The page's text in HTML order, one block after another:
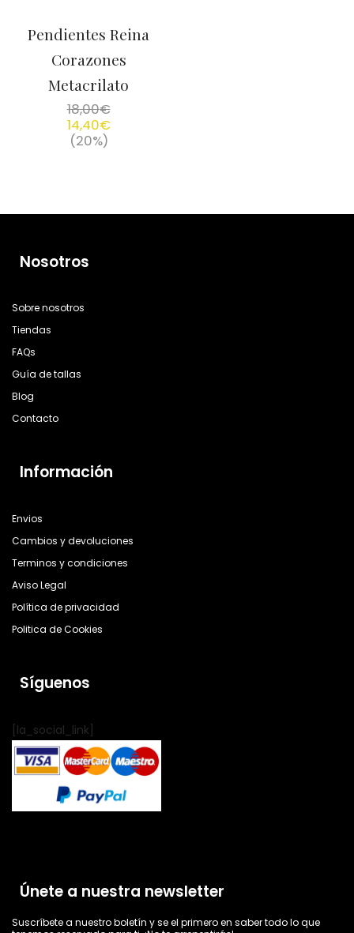
Pendientes Reina
Corazones
Metacrilato
18,00€
14,40€
(20%)
Nosotros
Sobre nosotros
Tiendas
FAQs
Guía de tallas
Blog
Contacto
Información
Envios
Cambios y devoluciones
Terminos y condiciones
Aviso Legal
Política de privacidad
Politica de Cookies
Síguenos
[la_social_link]
Únete a nuestra newsletter
Suscríbete a nuestro boletín y se el primero en saber todo lo que